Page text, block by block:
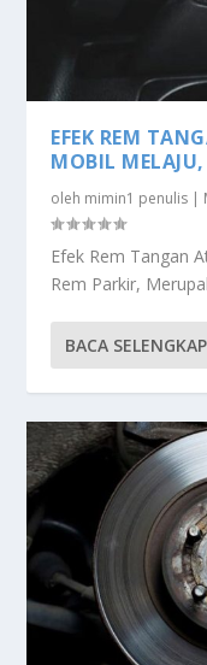
EFEK REM
MOBIL
oleh mimin1 penulis |
Efek Rem Tangan
Rem Parkir,
BACA